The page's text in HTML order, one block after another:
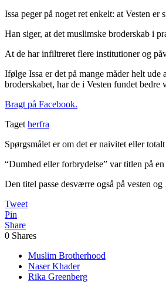
Issa peger på noget ret enkelt: at Vesten
Han siger, at det muslimske broderskab i
At de har infiltreret flere institutioner og
Ifølge Issa er det på mange måder helt
broderskabet, har de i Vesten fundet
Bragt på Facebook.
Tagetherfra
Spørgsmålet er om det er naivitet eller
“Dumhed eller forbrydelse” var titlen på
Den titel passe desværre også på vesten
Tweet
Pin
Share
0 Shares
Muslim Brotherhood
Naser Khader
Rika Greenberg